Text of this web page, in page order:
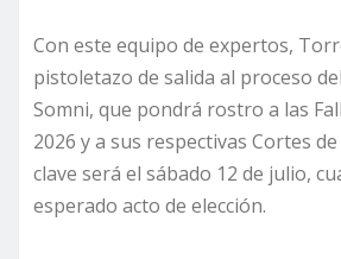
Con este equipo de expertos,
pistoletazo de salida al proceso
Somni, que pondrá rostro a las
2026 y a sus respectivas Cortes
clave será el sábado 12 de julio,
esperado acto de elección.